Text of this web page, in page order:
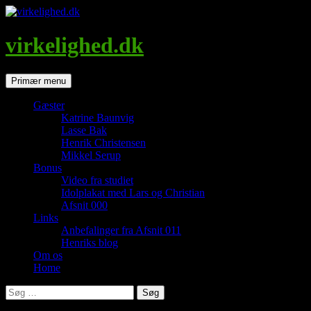
Hop
indhold
virkelighed.dk
SøgPrimær menu
Gæster
Katrine Baunvig
Lasse Bak
Henrik Christensen
Mikkel Serup
Bonus
Video fra studiet
Idolplakat med Lars og Christian
Afsnit 000
Links
Anbefalinger fra Afsnit 011
Henriks blog
Om os
Home
Søg
efter: